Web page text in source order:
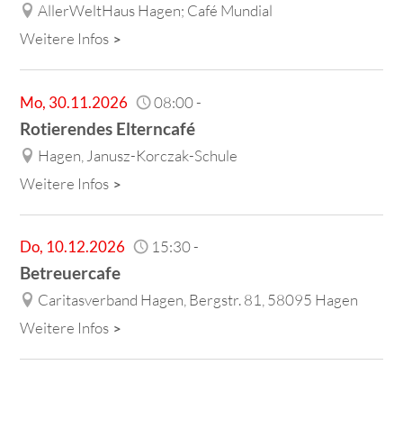
AllerWeltHaus Hagen; Café Mundial
Weitere Infos
Mo, 30.11.2026 08:00-
Rotierendes Elterncafé
Hagen, Janusz-Korczak-Schule
Weitere Infos
Do, 10.12.2026 15:30-
Betreuercafe
Caritasverband Hagen, Bergstr. 81, 58095 Hagen
Weitere Infos